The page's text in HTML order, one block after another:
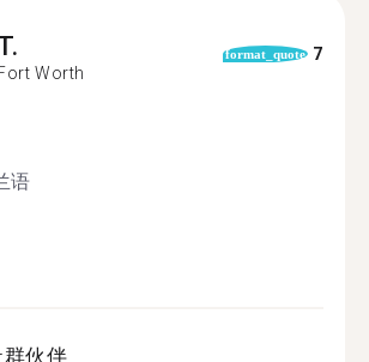
Worth
format_quote 7
语
伙伴